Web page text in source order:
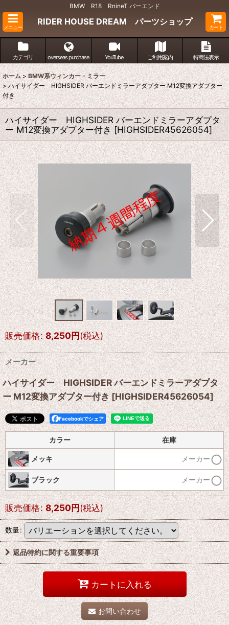
BMW R18 RnineT バーエンド
メニュー
RIDER HOUSE DREAM パーツショップ
カート
カテゴリ overseas purchase YouTube ご利用案内 特商法表示
ホーム > BMW系ウィンカー・ミラー
> ハイサイダー HIGHSIDER バーエンドミラーアダプター M12変換アダプター
付き
ハイサイダー HIGHSIDER バーエンドミラーアダプタ
ー M12変換アダプター付き [HIGHSIDER45626054]
販売価格: 8,250円(税込)
メーカー
ハイサイダー HIGHSIDER バーエンドミラーアダプタ
ー M12変換アダプター付き [HIGHSIDER45626054]
Facebookでシェア
カラー 在庫
メッキ メーカー
ブラック メーカー
販売価格: 8,250円(税込)
数量:
返品特約に関する重要事項
カートに入れる
お問い合わせ